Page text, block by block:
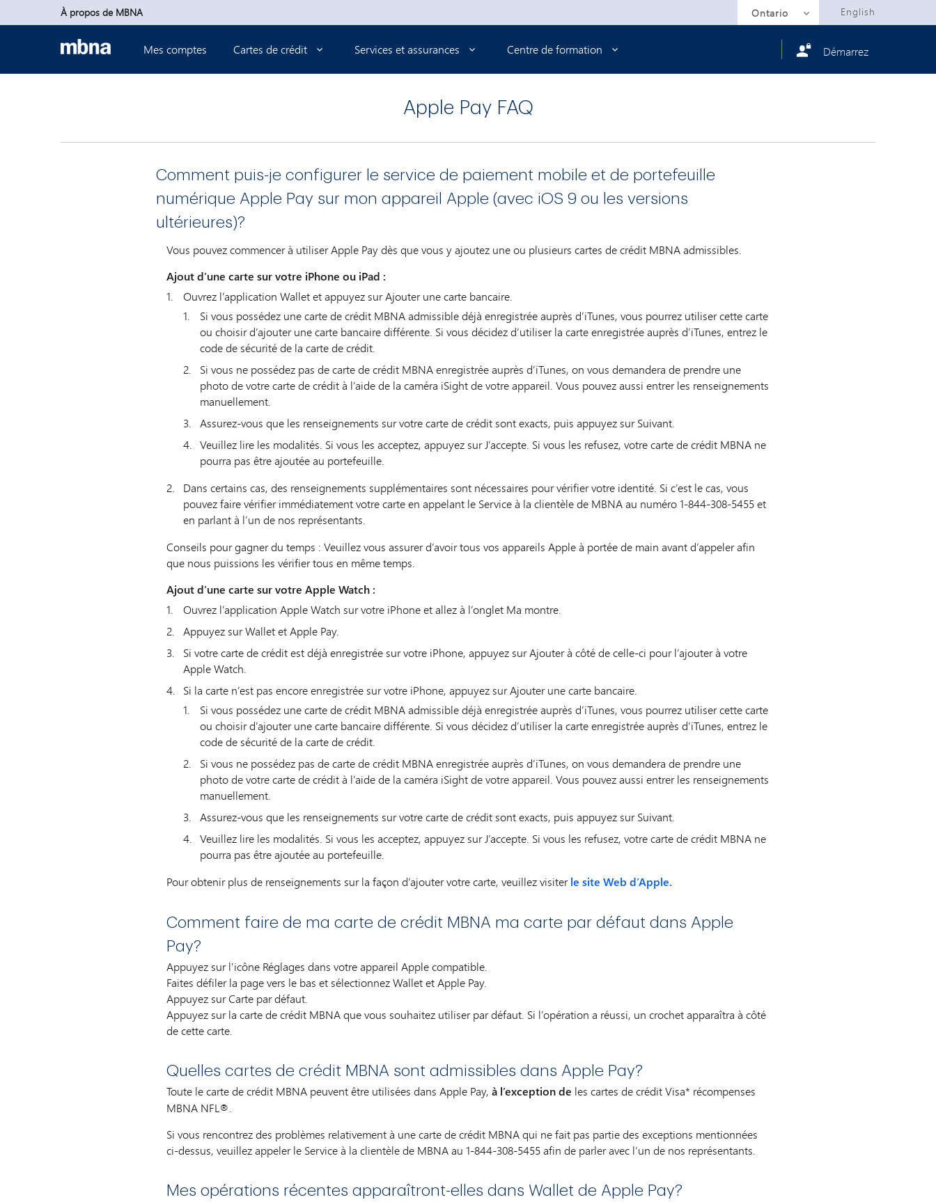
Passer au contenu principal
À propos de MBNA Selected
Ontario English
Mes comptes Cartes de crédit Services et assurances Centre de formation Démarrez
Apple Pay FAQ
Comment puis-je configurer le service de paiement mobile et de portefeuille
numérique Apple Pay sur mon appareil Apple (avec iOS 9 ou les versions
ultérieures)?
Vous pouvez commencer à utiliser Apple Pay dès que vous y ajoutez une ou plusieurs cartes de crédit MBNA admissibles.
Ajout d’une carte sur votre iPhone ou iPad :
Ouvrez l’application Wallet et appuyez sur Ajouter une carte bancaire.
Si vous possédez une carte de crédit MBNA admissible déjà enregistrée auprès d’iTunes, vous pourrez utiliser cette carte
ou choisir d’ajouter une carte bancaire différente. Si vous décidez d’utiliser la carte enregistrée auprès d’iTunes, entrez le
code de sécurité de la carte de crédit.
Si vous ne possédez pas de carte de crédit MBNA enregistrée auprès d’iTunes, on vous demandera de prendre une
photo de votre carte de crédit à l’aide de la caméra iSight de votre appareil. Vous pouvez aussi entrer les renseignements
manuellement.
Assurez-vous que les renseignements sur votre carte de crédit sont exacts, puis appuyez sur Suivant.
Veuillez lire les modalités. Si vous les acceptez, appuyez sur J’accepte. Si vous les refusez, votre carte de crédit MBNA ne
pourra pas être ajoutée au portefeuille.
Dans certains cas, des renseignements supplémentaires sont nécessaires pour vérifier votre identité. Si c’est le cas, vous
pouvez faire vérifier immédiatement votre carte en appelant le Service à la clientèle de MBNA au numéro 1-844-308-5455 et
en parlant à l’un de nos représentants.
Conseils pour gagner du temps : Veuillez vous assurer d’avoir tous vos appareils Apple à portée de main avant d’appeler afin
que nous puissions les vérifier tous en même temps.
Ajout d’une carte sur votre Apple Watch :
Ouvrez l’application Apple Watch sur votre iPhone et allez à l’onglet Ma montre.
Appuyez sur Wallet et Apple Pay.
Si votre carte de crédit est déjà enregistrée sur votre iPhone, appuyez sur Ajouter à côté de celle-ci pour l’ajouter à votre
Apple Watch.
Si la carte n’est pas encore enregistrée sur votre iPhone, appuyez sur Ajouter une carte bancaire.
Si vous possédez une carte de crédit MBNA admissible déjà enregistrée auprès d’iTunes, vous pourrez utiliser cette carte
ou choisir d’ajouter une carte bancaire différente. Si vous décidez d’utiliser la carte enregistrée auprès d’iTunes, entrez le
code de sécurité de la carte de crédit.
Si vous ne possédez pas de carte de crédit MBNA enregistrée auprès d’iTunes, on vous demandera de prendre une
photo de votre carte de crédit à l’aide de la caméra iSight de votre appareil. Vous pouvez aussi entrer les renseignements
manuellement.
Assurez-vous que les renseignements sur votre carte de crédit sont exacts, puis appuyez sur Suivant.
Veuillez lire les modalités. Si vous les acceptez, appuyez sur J’accepte. Si vous les refusez, votre carte de crédit MBNA ne
pourra pas être ajoutée au portefeuille.
Pour obtenir plus de renseignements sur la façon d’ajouter votre carte, veuillez visiterle site Web d’Apple.
Comment faire de ma carte de crédit MBNA ma carte par défaut dans Apple
Pay?
Appuyez sur l’icône Réglages dans votre appareil Apple compatible.
Faites défiler la page vers le bas et sélectionnez Wallet et Apple Pay.
Appuyez sur Carte par défaut.
Appuyez sur la carte de crédit MBNA que vous souhaitez utiliser par défaut. Si l’opération a réussi, un crochet apparaîtra à côté
de cette carte.
Quelles cartes de crédit MBNA sont admissibles dans Apple Pay?
Toute le carte de crédit MBNA peuvent être utilisées dans Apple Pay, à l’exception de les cartes de crédit Visa* récompenses
MBNA NFL®.
Si vous rencontrez des problèmes relativement à une carte de crédit MBNA qui ne fait pas partie des exceptions mentionnées
ci-dessus, veuillez appeler le Service à la clientèle de MBNA au 1-844-308-5455 afin de parler avec l’un de nos représentants.
Mes opérations récentes apparaîtront-elles dans Wallet de Apple Pay?